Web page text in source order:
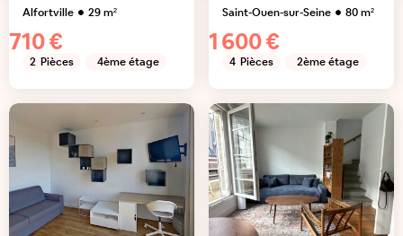
Alfortville 29m²
710 €
2 Pièces 4ème étage
Saint-Ouen-sur-Seine 80m²
1 600 €
4 Pièces 2ème étage